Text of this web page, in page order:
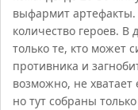
выфармит
количество героев. В
только те, кто может
противника и
возможно, не
но тут собраны